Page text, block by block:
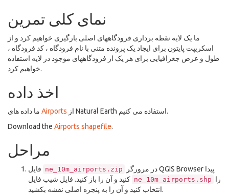
نمای کلی تمرین
ما یک لایه نقطه برداری فرودگاههای اصلی بارگیری خواهیم کرد و از
اسکریپت پایتون برای ایجاد یک پرونده متنی با نام فرودگاه ، کد فرودگاه ،
طول و عرض جغرافیایی برای هر یک از فرودگاههای موجود در لایه استفاده
خواهیم کرد.
اخذ داده
Airports
از Natural Earth استفاده می کنیم.
Download the Airports shapefile.
مراحل
ne_10m_airports.zip
ne_10m_airports.shp
انتخاب کنید و آن را به پنجره اصلی نقشه بکشید.